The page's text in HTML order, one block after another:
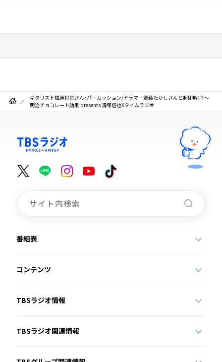
ギタリスト福原将宜さん・パーカッション/ドラマー齋藤たかしさんと超即興！？～
明治チョコレート効果 presents 清塚信也Xタイムラジオ
番組表
コンテンツ
TBSラジオ情報
TBSラジオ関連情報